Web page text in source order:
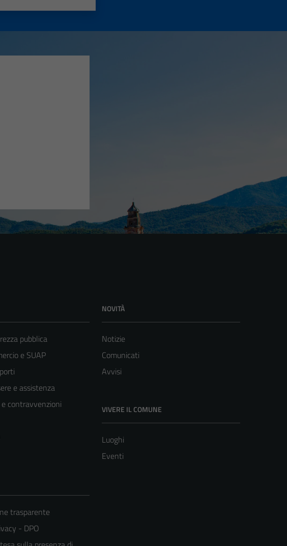
pubblica
e SUAP
e assistenza
contravvenzioni
NOVITÀ
Notizie
Comunicati
Avvisi
VIVERE IL COMUNE
Luoghi
Eventi
trasparente
- DPO